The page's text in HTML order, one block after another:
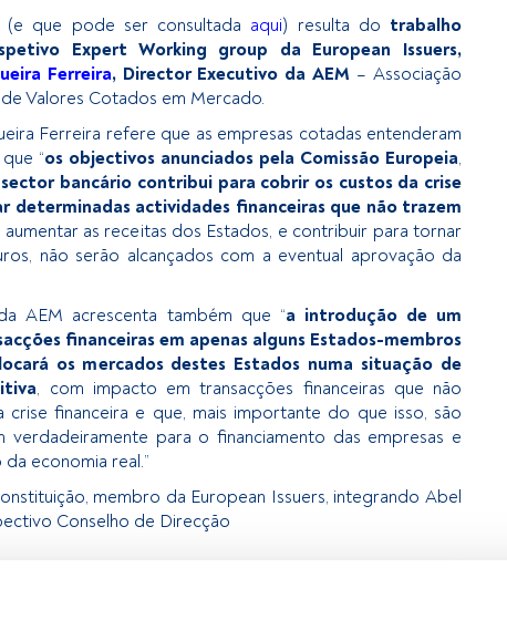
que pode ser consultada aqui) resulta do trabalho
Expert Working group da European Issuers,
Ferreira, Director Executivo da AEM – Associação
Valores Cotados em Mercado.
Ferreira refere que as empresas cotadas entenderam
“os objectivos anunciados pela Comissão Europeia,
bancário contribui para cobrir os custos da crise
determinadas actividades financeiras que não trazem
aumentar as receitas dos Estados, e contribuir para tornar
não serão alcançados com a eventual aprovação da
AEM acrescenta também que “a introdução de um
financeiras em apenas alguns Estados-membros
os mercados destes Estados numa situação de
, com impacto em transacções financeiras que não
crise financeira e que, mais importante do que isso, são
verdadeiramente para o financiamento das empresas e
economia real.”
membro da European Issuers, integrando Abel
Conselho de Direcção
para os utilizadores registados da FundsPeople. Se já